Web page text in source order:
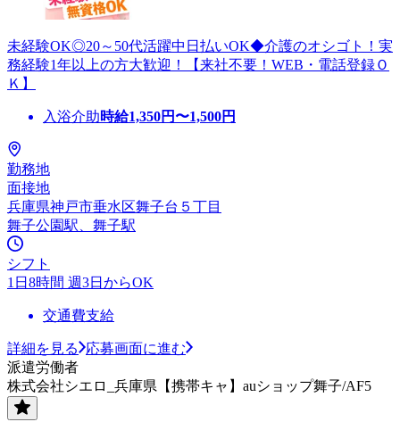
未経験OK◎20～50代活躍中日払いOK◆介護のオシゴト！実
務経験1年以上の方大歓迎！【来社不要！WEB・電話登録Ｏ
Ｋ】
入浴介助時給1,350円〜1,500円
勤務地
面接地
兵庫県神戸市垂水区舞子台５丁目
舞子公園駅、舞子駅
シフト
1日8時間 週3日からOK
交通費支給
詳細を見る
応募画面に進む
派遣労働者
株式会社シエロ_兵庫県【携帯キャ】auショップ舞子/AF5